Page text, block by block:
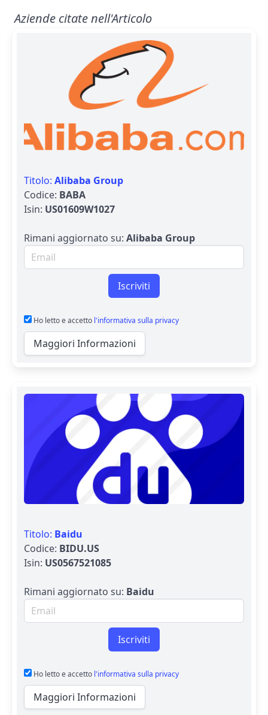
Aziende citate nell'Articolo
Titolo: Alibaba Group
Codice: BABA
Isin: US01609W1027
Rimani aggiornato su: Alibaba Group
Email per newsletter
Iscriviti
Ho letto e accetto l'informativa sulla privacy
Maggiori Informazioni
Titolo: Baidu
Codice: BIDU.US
Isin: US0567521085
Rimani aggiornato su: Baidu
Email per newsletter
Iscriviti
Ho letto e accetto l'informativa sulla privacy
Maggiori Informazioni